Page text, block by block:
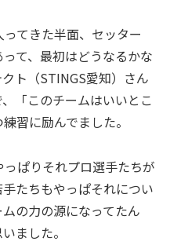
てきた半面、セッター
って、最初はどうなるかな
ト（STINGS愛知）さん
「このチームはいいとこ
習に励んでました。
ぱりそれプロ選手たちが
たちもやっぱそれについ
の力の源になってたん
ました。